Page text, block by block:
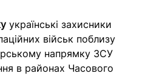
українські захисники
військ поблизу
напрямку ЗСУ
в районах Часового